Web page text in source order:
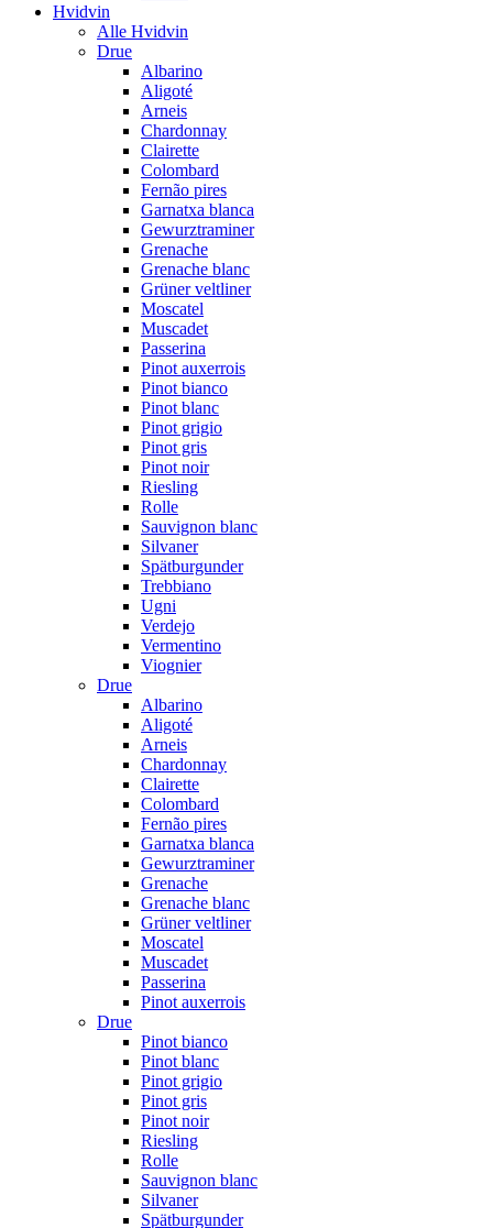
Hvidvin
Alle Hvidvin
Drue
Albarino
Aligoté
Arneis
Chardonnay
Clairette
Colombard
Fernão pires
Garnatxa blanca
Gewurztraminer
Grenache
Grenache blanc
Grüner veltliner
Moscatel
Muscadet
Passerina
Pinot auxerrois
Pinot bianco
Pinot blanc
Pinot grigio
Pinot gris
Pinot noir
Riesling
Rolle
Sauvignon blanc
Silvaner
Spätburgunder
Trebbiano
Ugni
Verdejo
Vermentino
Viognier
Drue
Albarino
Aligoté
Arneis
Chardonnay
Clairette
Colombard
Fernão pires
Garnatxa blanca
Gewurztraminer
Grenache
Grenache blanc
Grüner veltliner
Moscatel
Muscadet
Passerina
Pinot auxerrois
Drue
Pinot bianco
Pinot blanc
Pinot grigio
Pinot gris
Pinot noir
Riesling
Rolle
Sauvignon blanc
Silvaner
Spätburgunder